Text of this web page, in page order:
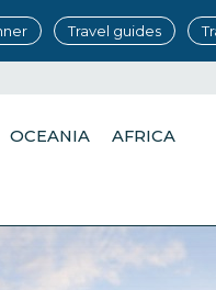
Travel guides
OCEANIA AFRICA